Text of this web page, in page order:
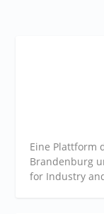
Eine Plattform
Brandenburg
for Industry